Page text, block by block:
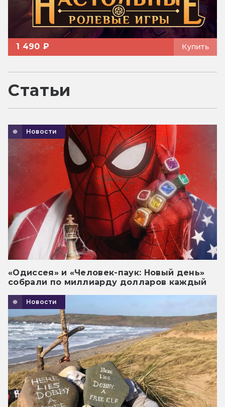
1 490 ₽ Купить
Статьи
Новости
«Одиссея» и «Человек-паук: Новый день»
собрали по миллиарду долларов каждый
Новости